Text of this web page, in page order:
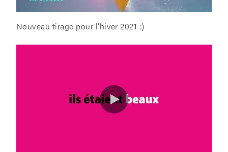
Nouveau tirage pour l'hiver 2021 :)